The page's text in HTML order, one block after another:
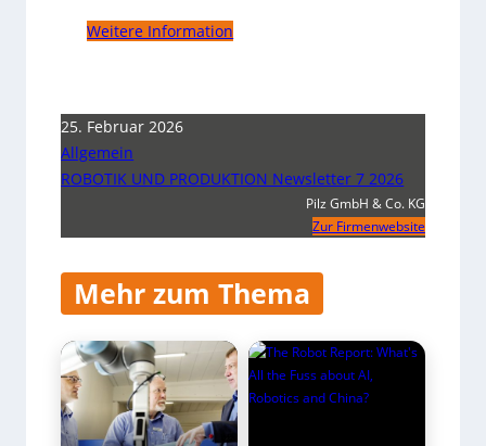
Weitere Information
25. Februar 2026
Allgemein
ROBOTIK UND PRODUKTION Newsletter 7 2026
Pilz GmbH & Co. KG
Zur Firmenwebsite
Mehr zum Thema